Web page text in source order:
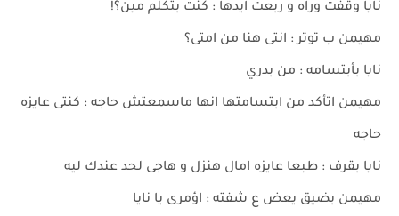
نايا وقفت وراه و ربعت ايدها : كنت بتكلم مين؟!
مهيمن ب توتر : انتى هنا من امتى؟
نايا بأبتسامه : من بدري
مهيمن اتأكد من ابتسامتها انها ماسمعتش حاجه : كنتى عايزه
حاجه
نايا بقرف : طبعا عايزه امال هنزل و هاجى لحد عندك ليه
مهيمن بضيق يعض ع شفته : اؤمرى يا نايا